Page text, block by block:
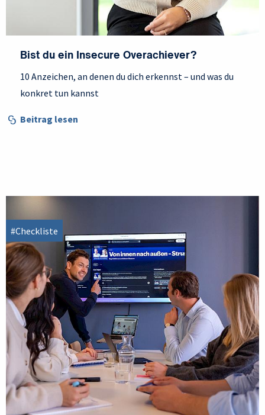
Bist du ein Insecure Overachiever?
10 Anzeichen, an denen du dich erkennst – und was du
konkret tun kannst
Beitrag lesen
#Checkliste